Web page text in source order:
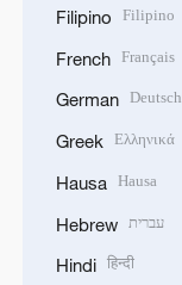
Filipino Filipino
French Français
German Deutsch
Greek Ελληνικά
Hausa Hausa
Hebrew עברית
Hindi हिन्दी